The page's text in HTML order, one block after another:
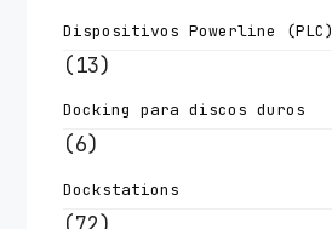
Dispositivos Powerline (PLC)
(13)
Docking para discos duros
(6)
Dockstations
(72)